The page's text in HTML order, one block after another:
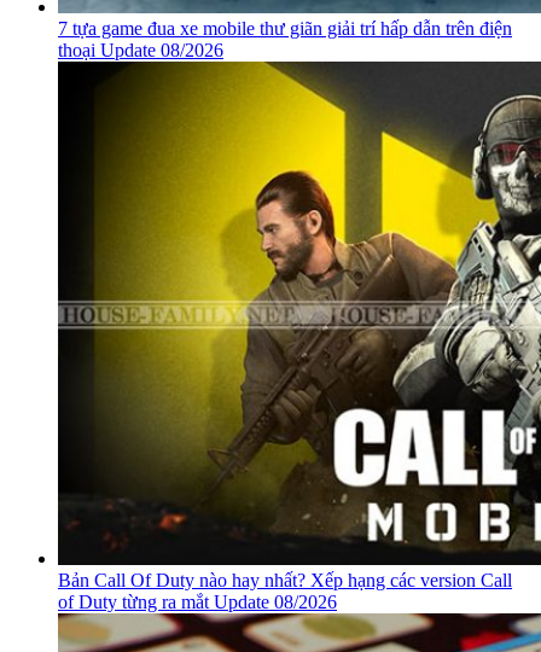
7 tựa game đua xe mobile thư giãn giải trí hấp dẫn trên điện
thoại Update 08/2026
Bản Call Of Duty nào hay nhất? Xếp hạng các version Call
of Duty từng ra mắt Update 08/2026